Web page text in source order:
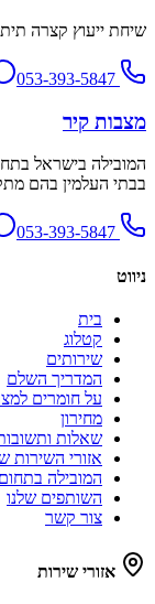
שיחת ייעוץ קצרה
מצבות קיר
המובילה בישראל
בבתי העלמין בהם
ניווט
בית
קטלוג
שירותים
המדריך השלם
על חומרים
מחירון
שאלות
אזורי השירות
המובילה בתחום
השותפים שלנו
צור קשר
אזורי שירות